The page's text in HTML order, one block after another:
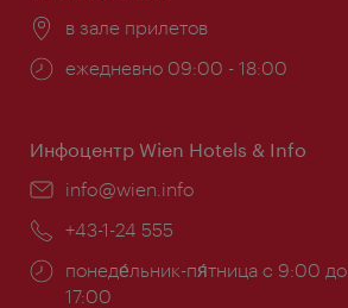
Расположение:
в зале прилетов
Часы
ежедневно 09:00 - 18:00
Инфоцентр Wien Hotels & Info
Эл.
info@wien.info
Телефон:
+43-1-24 555
Часы
работы:
понеде́льник-пя́тница с 9:00 до
17:00